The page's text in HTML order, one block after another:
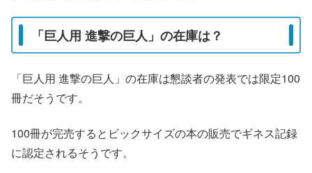
「巨人用 進撃の巨人」の在庫は？
「巨人用 進撃の巨人」の在庫は懇談者の発表では限定100
冊だそうです。
100冊が完売するとビックサイズの本の販売でギネス記録
に認定されるそうです。